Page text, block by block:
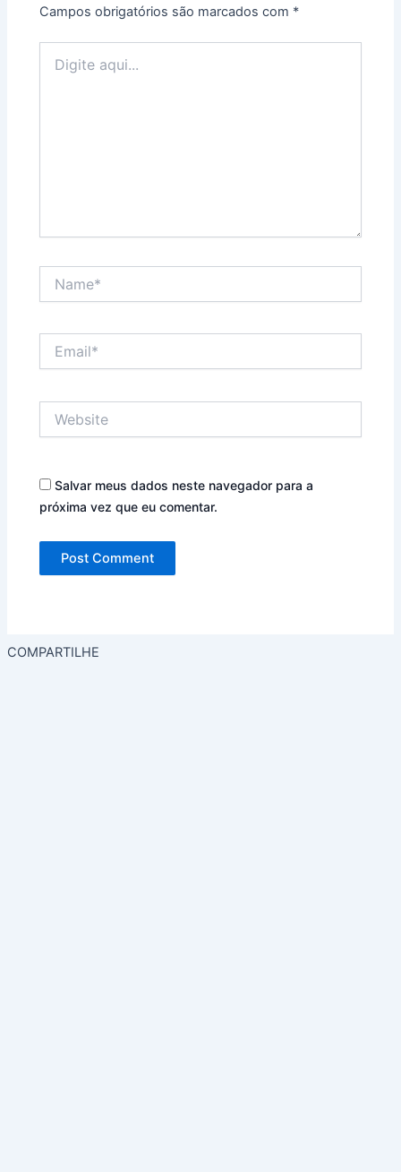
Campos obrigatórios são marcados com *
aqui...
Salvar meus dados neste navegador para a
próxima vez que eu comentar.
COMPARTILHE